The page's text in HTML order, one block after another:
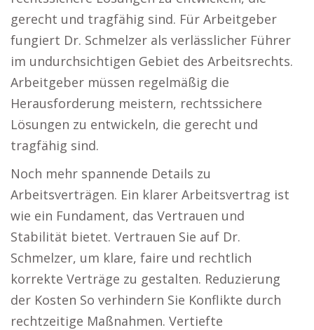
gerecht und tragfähig sind. Für Arbeitgeber
fungiert Dr. Schmelzer als verlässlicher Führer
im undurchsichtigen Gebiet des Arbeitsrechts.
Arbeitgeber müssen regelmäßig die
Herausforderung meistern, rechtssichere
Lösungen zu entwickeln, die gerecht und
tragfähig sind.
Noch mehr spannende Details zu
Arbeitsverträgen. Ein klarer Arbeitsvertrag ist
wie ein Fundament, das Vertrauen und
Stabilität bietet. Vertrauen Sie auf Dr.
Schmelzer, um klare, faire und rechtlich
korrekte Verträge zu gestalten. Reduzierung
der Kosten So verhindern Sie Konflikte durch
rechtzeitige Maßnahmen. Vertiefte